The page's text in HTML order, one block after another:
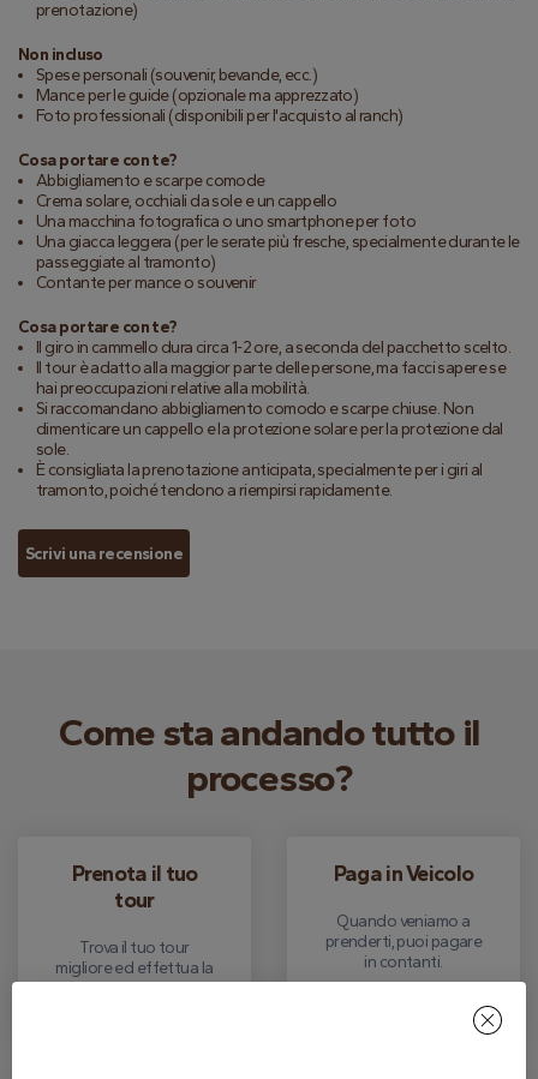
prenotazione)
Non incluso
Spese personali (souvenir, bevande, ecc.)
Mance per le guide (opzionale ma apprezzato)
Foto professionali (disponibili per l'acquisto al ranch)
Cosa portare con te?
Abbigliamento e scarpe comode
Crema solare, occhiali da sole e un cappello
Una macchina fotografica o uno smartphone per foto
Una giacca leggera (per le serate più fresche, specialmente durante le
passeggiate al tramonto)
Contante per mance o souvenir
Cosa portare con te?
Il giro in cammello dura circa 1-2 ore, a seconda del pacchetto scelto.
Il tour è adatto alla maggior parte delle persone, ma facci sapere se
hai preoccupazioni relative alla mobilità.
Si raccomandano abbigliamento comodo e scarpe chiuse. Non
dimenticare un cappello e la protezione solare per la protezione dal
sole.
È consigliata la prenotazione anticipata, specialmente per i giri al
tramonto, poiché tendono a riempirsi rapidamente.
Scrivi una recensione
Come sta andando tutto il
processo?
Prenota il tuo
tour
Trova il tuo tour
migliore ed effettua la
tua prenotazione
Paga in Veicolo
Quando veniamo a
prenderti, puoi pagare
in contanti.